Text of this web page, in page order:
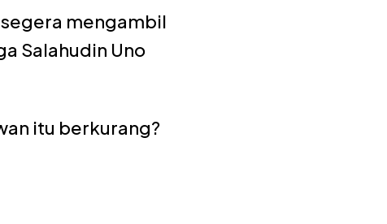
segera mengambil
Salahudin Uno
itu berkurang?